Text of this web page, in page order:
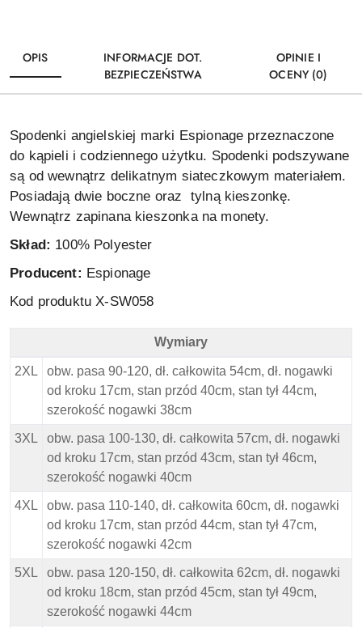
OPIS
INFORMACJE DOT.
BEZPIECZEŃSTWA
OPINIE I
OCENY (0)
Spodenki angielskiej marki Espionage przeznaczone
do kąpieli i codziennego użytku. Spodenki podszywane
są od wewnątrz delikatnym siateczkowym materiałem.
Posiadają dwie boczne oraz tylną kieszonkę.
Wewnątrz zapinana kieszonka na monety.
Skład: 100% Polyester
Producent: Espionage
Kod produktu X-SW058
Espionage Spodenki Kąpielowe - Wymiary
Wymiary
2XL
obw. pasa 90-120, dł. całkowita 54cm, dł. nogawki
od kroku 17cm, stan przód 40cm, stan tył 44cm,
szerokość nogawki 38cm
3XL
obw. pasa 100-130, dł. całkowita 57cm, dł. nogawki
od kroku 17cm, stan przód 43cm, stan tył 46cm,
szerokość nogawki 40cm
4XL
obw. pasa 110-140, dł. całkowita 60cm, dł. nogawki
od kroku 17cm, stan przód 44cm, stan tył 47cm,
szerokość nogawki 42cm
5XL
obw. pasa 120-150, dł. całkowita 62cm, dł. nogawki
od kroku 18cm, stan przód 45cm, stan tył 49cm,
szerokość nogawki 44cm